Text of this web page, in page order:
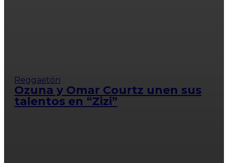
Reggaetón
Ozuna y Omar Courtz unen sus
talentos en “Zizi”